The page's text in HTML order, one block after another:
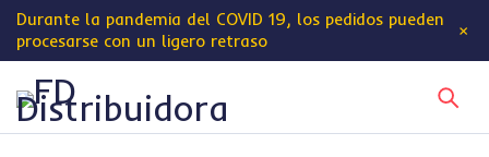
Durante la pandemia del COVID 19, los pedidos pueden
procesarse con un ligero retraso